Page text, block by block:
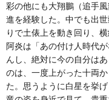
彩の他にも大翔鵬（追手
進を経験した。中でも出
りで土俵上を動き回り、
阿炎は「あの付け人時代
んし、絶対に今の自分は
のは、一度上がった十両
た。思うように白星を挙